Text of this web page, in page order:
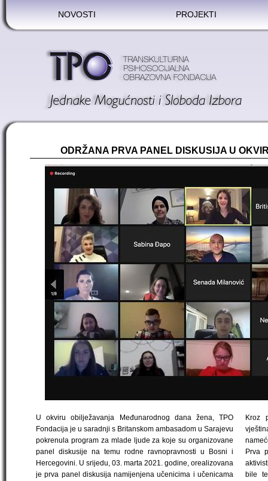
NOVOSTI PROJEKTI
ODRŽANA PRVA PANEL DISKUSIJA U
U okviru obilježavanja Međunarodnog dana žena, TPO
Fondacija je u saradnji s Britanskom ambasadom u Sarajevu
pokrenula program za mlade ljude za koje su organizovane
panel diskusije na temu rodne ravnopravnosti u Bosni i
Hercegovini. U srijedu, 03. marta 2021. godine, orealizovana
je prva panel diskusija namijenjena učenicima i učenicama
Kroz
Prva
bile